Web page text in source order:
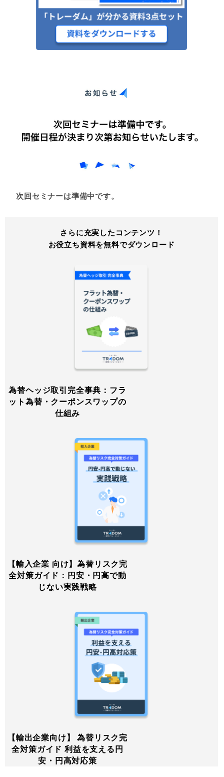
次回セミナーは準備中です。
さらに充実したコンテンツ！
お役立ち資料を無料でダウンロード
為替ヘッジ取引完全事典：フラ
ット為替・クーポンスワップの
仕組み
【輸入企業 向け】為替リスク完
全対策ガイド：円安・円高で動
じない実践戦略
【輸出企業向け】 為替リスク完
全対策ガイド 利益を支える円
安・円高対応策